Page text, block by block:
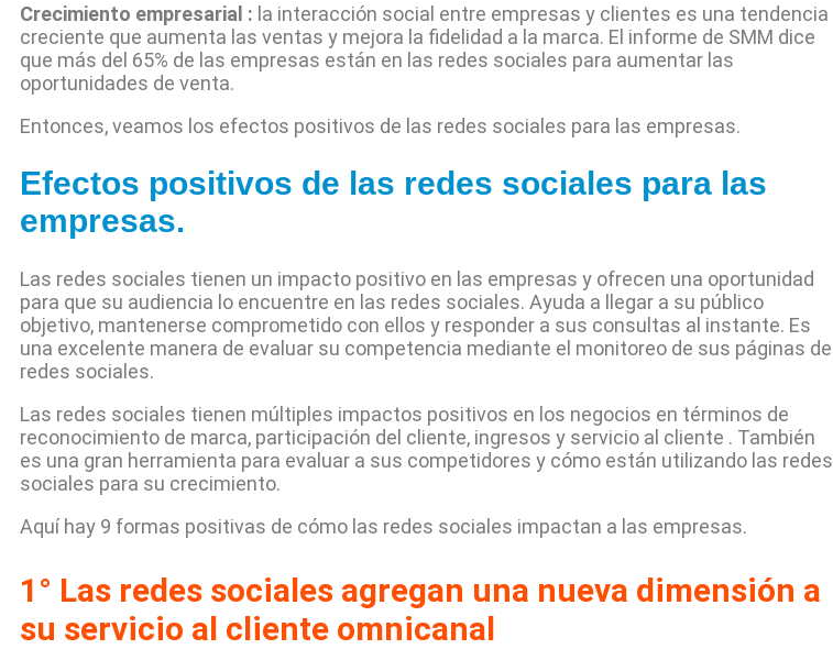
Crecimiento empresarial : la interacción social entre empresas y clientes es una tendencia
creciente que aumenta las ventas y mejora la fidelidad a la marca. El informe de SMM dice
que más del 65% de las empresas están en las redes sociales para aumentar las
oportunidades de venta.
Entonces, veamos los efectos positivos de las redes sociales para las empresas.
Efectos positivos de las redes sociales para las
empresas.
Las redes sociales tienen un impacto positivo en las empresas y ofrecen una oportunidad
para que su audiencia lo encuentre en las redes sociales. Ayuda a llegar a su público
objetivo, mantenerse comprometido con ellos y responder a sus consultas al instante. Es
una excelente manera de evaluar su competencia mediante el monitoreo de sus páginas de
redes sociales.
Las redes sociales tienen múltiples impactos positivos en los negocios en términos de
reconocimiento de marca, participación del cliente, ingresos y servicio al cliente . También
es una gran herramienta para evaluar a sus competidores y cómo están utilizando las redes
sociales para su crecimiento.
Aquí hay 9 formas positivas de cómo las redes sociales impactan a las empresas.
1° Las redes sociales agregan una nueva dimensión a
su servicio al cliente omnicanal